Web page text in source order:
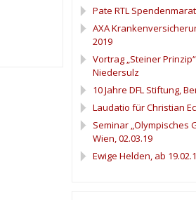
Pate RTL
AXA
2019
Vortrag „Steiner
Niedersulz
10 Jahre DFL Stiftung,
Laudatio für Christian
Seminar „Olympisches
Wien, 02.03.19
Ewige Helden, ab